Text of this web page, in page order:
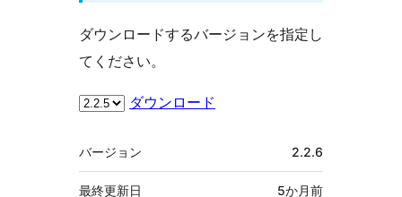
ダウンロードするバージョンを指定し
てください。
ダウンロード
メ
タ
バージョン 2.2.6
最終更新日 5か月前